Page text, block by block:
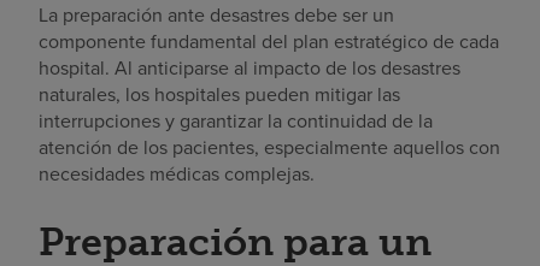
La preparación ante desastres debe ser un
componente fundamental del plan estratégico de cada
hospital. Al anticiparse al impacto de los desastres
naturales, los hospitales pueden mitigar las
interrupciones y garantizar la continuidad de la
atención de los pacientes, especialmente aquellos con
necesidades médicas complejas.
Preparación para un